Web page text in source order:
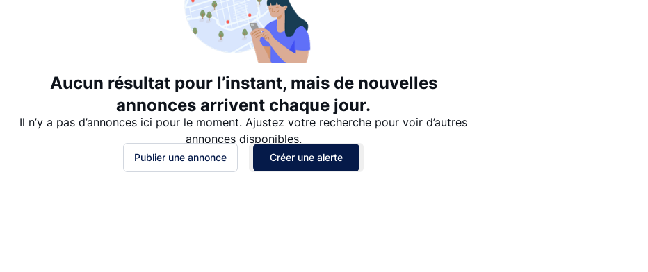
Aucun résultat pour l’instant, mais de nouvelles
annonces arrivent chaque jour.
Il n’y a pas d’annonces ici pour le moment. Ajustez votre recherche pour voir d’autres
annonces disponibles.
Publier une annonce Créer une alerte